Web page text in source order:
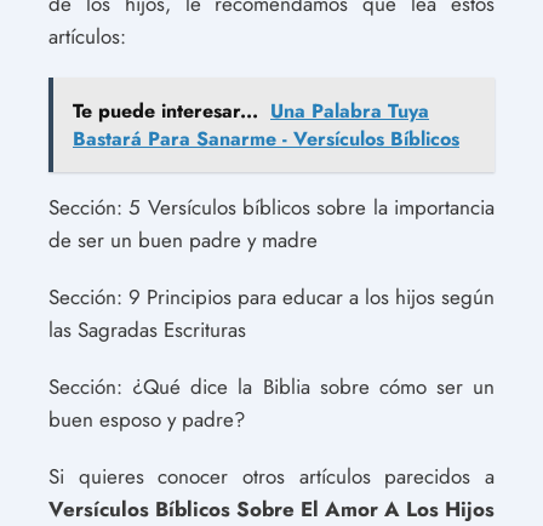
artículos:
Te puede interesar... Una Palabra Tuya
Bastará Para Sanarme - Versículos Bíblicos
Sección: 5 Versículos bíblicos sobre la importancia
de ser un buen padre y madre
Sección: 9 Principios para educar a los hijos según
las Sagradas Escrituras
Sección: ¿Qué dice la Biblia sobre cómo ser un
buen esposo y padre?
Si quieres conocer otros artículos parecidos a
Versículos Bíblicos Sobre El Amor A Los Hijos